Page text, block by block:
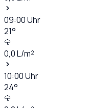
09:00Uhr
21°
0,0L/m²
10:00Uhr
24°